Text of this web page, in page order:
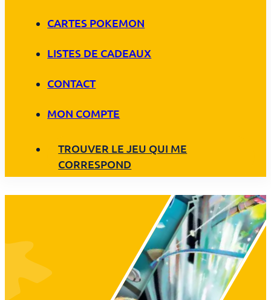
CARTES POKEMON
LISTES DE CADEAUX
CONTACT
MON COMPTE
TROUVER LE JEU QUI ME
CORRESPOND